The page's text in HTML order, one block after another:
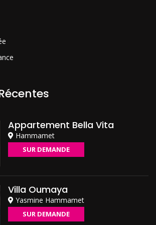
Appartement Bella Vita
Hammamet
SUR DEMANDE
Villa Oumaya
Yasmine Hammamet
SUR DEMANDE